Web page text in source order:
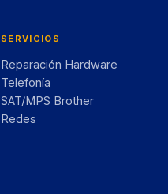
SERVICIOS
Reparación Hardware
Telefonía
SAT/MPS Brother
Redes